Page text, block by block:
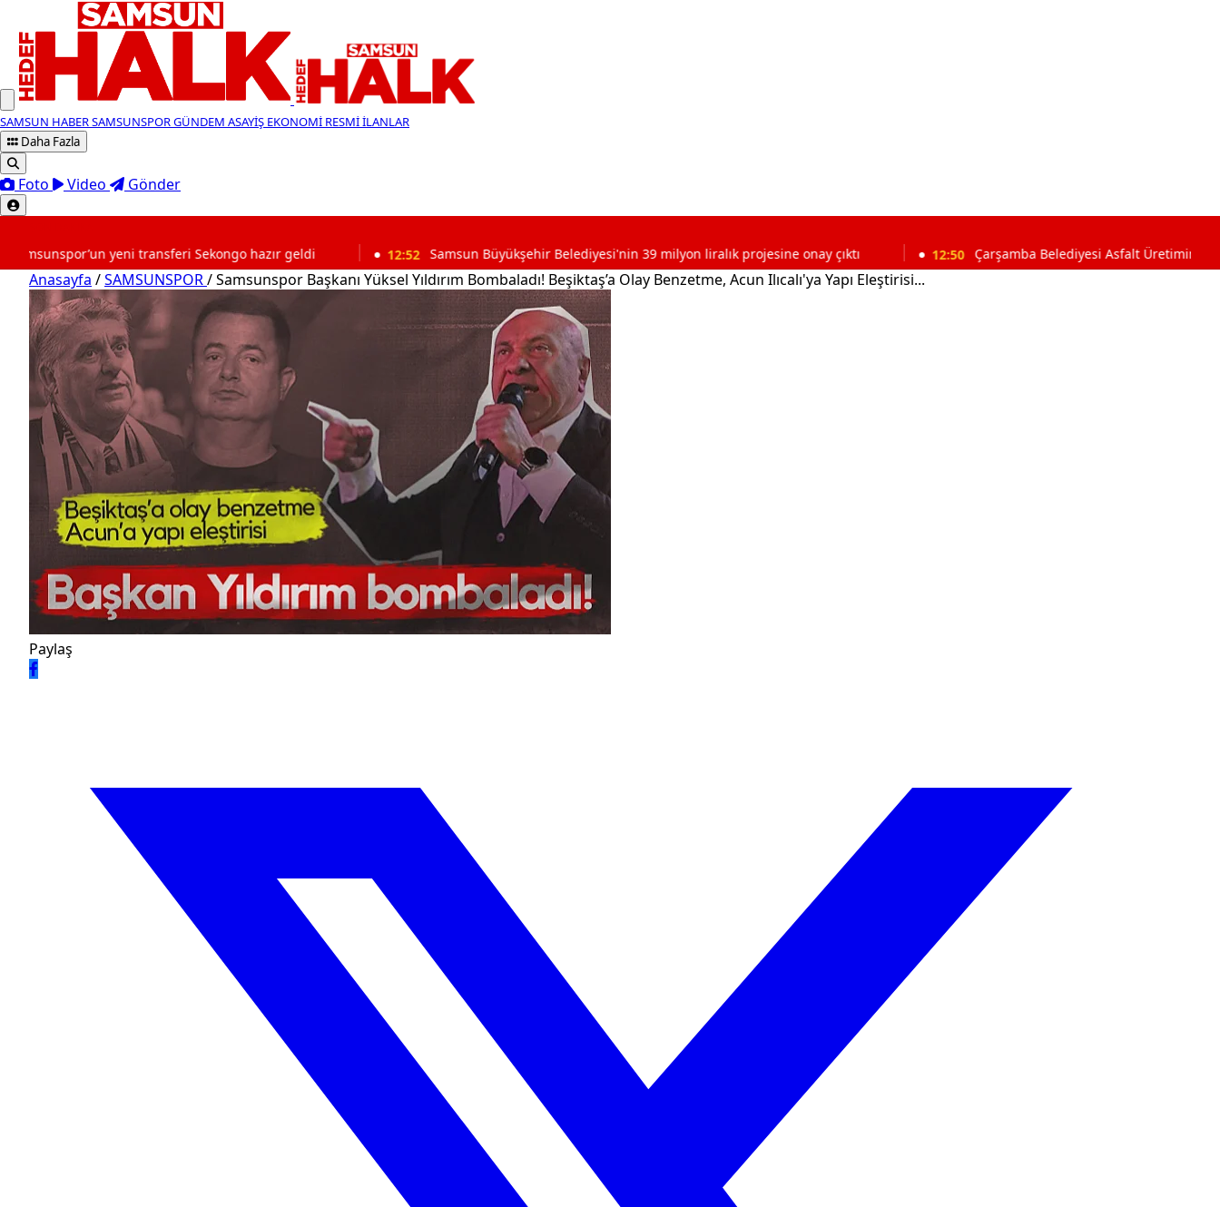
SAMSUN HABERSAMSUNSPORGÜNDEM ASAYİŞ EKONOMİ RESMİ İLANLAR
Daha Fazla
Foto Video Gönder
yeni transferi Sekongo hazır geldi Samsun Büyükşehir Belediyesi'nin 39 milyon liralık projesine onay çıktı Çarşamba Belediyesi Asfalt Üretimini Kendi
Anasayfa /SAMSUNSPOR/Samsunspor Başkanı Yüksel Yıldırım Bombaladı! Beşiktaş’a Olay Benzetme, Acun Ilıcalı'ya Yapı Eleştirisi...
Paylaş